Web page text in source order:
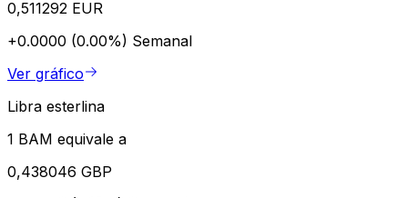
0,511292 EUR
+0.0000 (0.00%) Semanal
Ver gráfico
Libra esterlina
1 BAM equivale a
0,438046 GBP